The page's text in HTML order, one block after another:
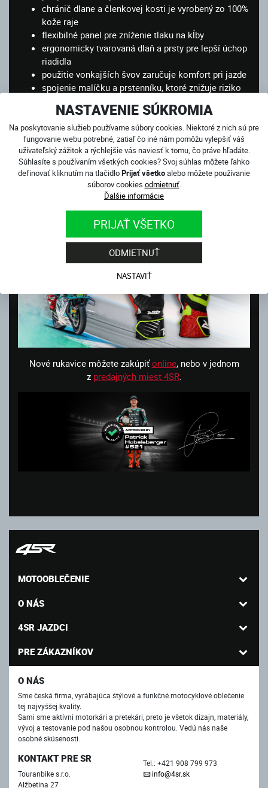
NASTAVENIE SÚKROMIA
Na poskytovanie služieb používame súbory cookies. Niektoré z nich sú pre
fungovanie webu potrebné, zatiaľ čo iné nám pomôžu vylepšiť váš
užívateľský zážitok a rýchlejšie vás naviesť k tomu, čo práve hľadáte.
Súhlasíte s používaním všetkých cookies? Svoj súhlas môžete ľahko
definovať kliknutím na tlačidloPrijať všetkoalebo môžete používanie
súborov cookies odmietnuť.
Ďalšie informácie
PRIJAŤ VŠETKO
ODMIETNUŤ
NASTAVIŤ
chránič dlane a členkovej kosti je vyrobený zo 100%
kože raje
flexibilné panel pre zníženie tlaku na kĺby
ergonomicky tvarovaná dlaň a prsty pre lepší úchop
riadidla
použitie vonkajších švov zaručuje komfort pri jazde
spojenie malíčku a prstenníku, ktoré znižuje riziko
plastové protektory kĺbov a článkov prstov pre vaše
väčšie bezpečie
Anti-shock systém z inteligentnej peny Viscofoam®
na zápästí, kĺboch, chrbte a článkoch prstov
zaručuje rozloženie energie pri páde a jeho následné
zmiernenie
vnútorná výstelka z kevlarovej textílie DuPont™
CE podľa Nariadenia Európskeho parlamentu a Rady
(EU) 2016/425
Nové rukavice môžete zakúpiťonline, nebo v jednom
z predajných miest 4SR.
MOTOOBLEČENIE
O NÁS
4SR JAZDCI
PRE ZÁKAZNÍKOV
O NÁS
Sme česká firma, vyrábajúca štýlové a funkčné motocyklové oblečenie
tej najvyššej kvality.
Sami sme aktívni motorkári a pretekári, preto je všetok dizajn, materiály,
vývoj a testovanie pod našou osobnou kontrolou. Vedú nás naše
osobné skúsenosti.
KONTAKT PRE SR
Touranbike s.r.o.
Alžbetina 27
Tel.: +421 908 799 973
info@4sr.sk